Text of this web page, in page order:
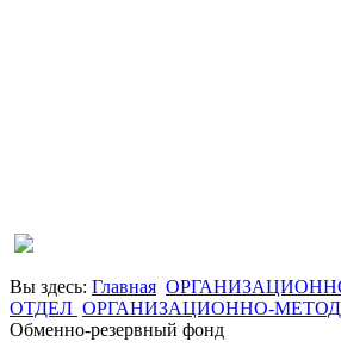
Вы здесь: Главная
ОТДЕЛ ОРГАНИЗАЦИОННО-
Обменно-резервный фонд